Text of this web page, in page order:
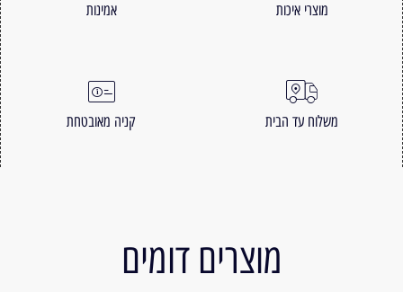
מוצרי איכות אמינות
משלוח עד הבית קניה מאובטחת
מוצרים דומים